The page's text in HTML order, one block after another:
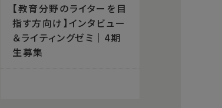
【教育分野のライターを目
指す方向け】インタビュー
＆ライティングゼミ｜4期
生募集